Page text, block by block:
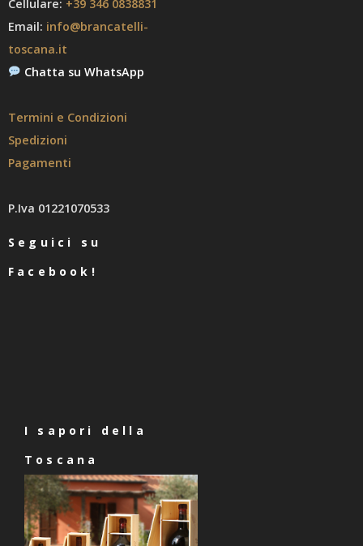
Cellulare: +39 346 0838831
Email: info@brancatelli-
toscana.it
Chatta su WhatsApp
Termini e Condizioni
Spedizioni
Pagamenti
P.Iva 01221070533
Seguici su
Facebook!
I sapori della
Toscana